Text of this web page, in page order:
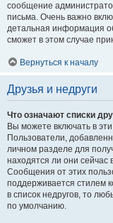
сообщение
письма. Очень важно
детальная информация
сможет в этом случае
Вернуться к началу
Друзья и недруги
Что означают списки
Вы можете включать в
Пользователи,
личном разделе для
находятся ли они
Сообщения от этих
поддерживается стилем
в список недругов, то
по умолчанию.